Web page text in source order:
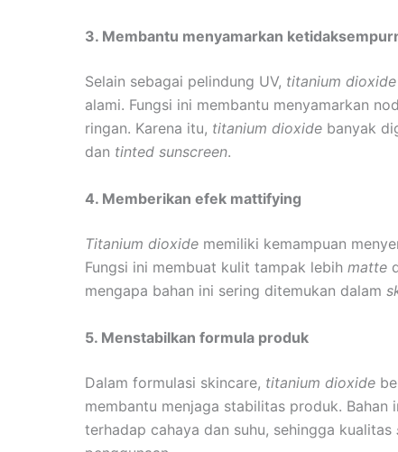
3. Membantu menyamarkan
Selain sebagai pelindung UV, titanium dioxide
alami. Fungsi ini membantu menyamarkan
ringan. Karena itu, titanium dioxide banyak
dan tinted sunscreen.
4. Memberikan efek mattifying
Titanium dioxide memiliki kemampuan
Fungsi ini membuat kulit tampak lebih matte
mengapa bahan ini sering ditemukan dalam
5. Menstabilkan formula produk
Dalam formulasi skincare, titanium dioxide
membantu menjaga stabilitas produk.
terhadap cahaya dan suhu, sehingga kualitas